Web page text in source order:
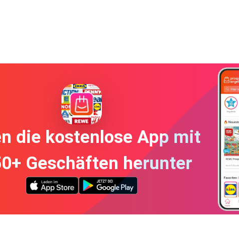
die kostenlose App mit
Geschäften herunter